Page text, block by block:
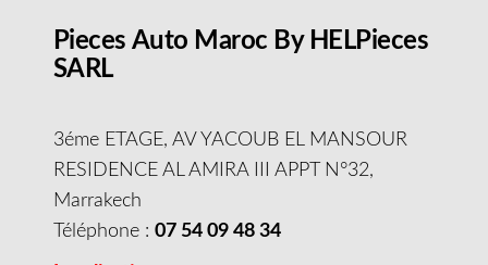
Pieces Auto Maroc By HELPieces
SARL
3éme ETAGE, AV YACOUB EL MANSOUR
RESIDENCE AL AMIRA III APPT N°32,
Marrakech
Téléphone : 07 54 09 48 34